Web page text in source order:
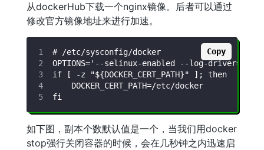
从dockerHub下载一个nginx镜像。后者可以通过
修改官方镜像地址来进行加速。
# /etc/sysconfig/docker
if [ -z "${DOCKER_CERT_PATH}" ]; then
    DOCKER_CERT_PATH=/etc/docker
Copy
如下图，副本个数默认值是一个，当我们用docker
stop强行关闭容器的时候，会在几秒钟之内迅速启